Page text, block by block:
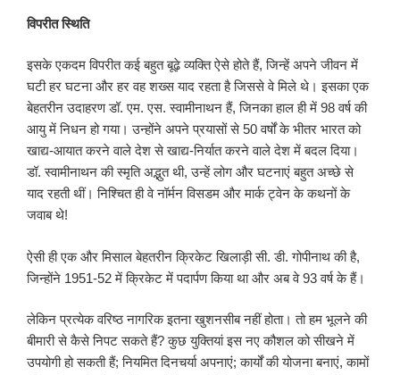
विपरीत स्थिति
इसके एकदम विपरीत कई बहुत बूढ़े व्यक्ति ऐसे होते हैं, जिन्हें अपने जीवन में
घटी हर घटना और हर वह शख्स याद रहता है जिससे वे मिले थे। इसका एक
बेहतरीन उदाहरण डॉ. एम. एस. स्वामीनाथन हैं, जिनका हाल ही में 98 वर्ष की
आयु में निधन हो गया। उन्होंने अपने प्रयासों से 50 वर्षों के भीतर भारत को
खाद्य-आयात करने वाले देश से खाद्य-निर्यात करने वाले देश में बदल दिया।
डॉ. स्वामीनाथन की स्मृति अद्भुत थी, उन्हें लोग और घटनाएं बहुत अच्छे से
याद रहती थीं। निश्चित ही वे नॉर्मन विसडम और मार्क ट्वेन के कथनों के
जवाब थे!
ऐसी ही एक और मिसाल बेहतरीन क्रिकेट खिलाड़ी सी. डी. गोपीनाथ की है,
जिन्होंने 1951-52 में क्रिकेट में पदार्पण किया था और अब वे 93 वर्ष के हैं।
लेकिन प्रत्येक वरिष्ठ नागरिक इतना खुशनसीब नहीं होता। तो हम भूलने की
बीमारी से कैसे निपट सकते हैं? कुछ युक्तियां इस नए कौशल को सीखने में
उपयोगी हो सकती हैं; नियमित दिनचर्या अपनाएं; कार्यों की योजना बनाएं, कामों